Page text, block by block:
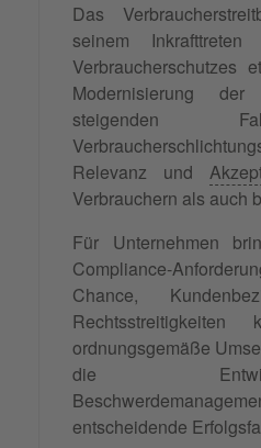
Das
seinem
Verbraucherschutzes
Modernisierung
steigenden
Relevanz und
Verbrauchern als auch
Für Unternehmen
Compliance-
Chance,
ordnungsgemäße
die
entscheidende